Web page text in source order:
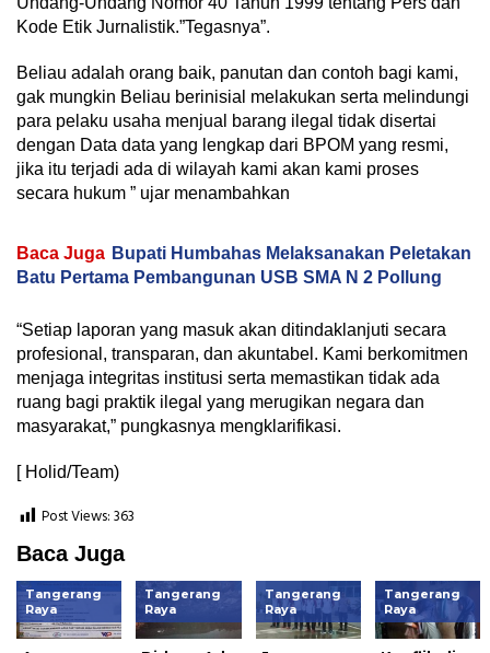
Kode Etik Jurnalistik.”Tegasnya”.
Beliau adalah orang baik, panutan dan contoh bagi kami,
gak mungkin Beliau berinisial melakukan serta melindungi
para pelaku usaha menjual barang ilegal tidak disertai
dengan Data data yang lengkap dari BPOM yang resmi,
jika itu terjadi ada di wilayah kami akan kami proses
secara hukum ” ujar menambahkan
Baca Juga Bupati Humbahas Melaksanakan Peletakan
Batu Pertama Pembangunan USB SMA N 2 Pollung
“Setiap laporan yang masuk akan ditindaklanjuti secara
profesional, transparan, dan akuntabel. Kami berkomitmen
menjaga integritas institusi serta memastikan tidak ada
ruang bagi praktik ilegal yang merugikan negara dan
masyarakat,” pungkasnya mengklarifikasi.
[ Holid/Team)
Post Views:363
Baca Juga
Tangerang
Raya
Tangerang
Raya
Tangerang
Raya
Tangerang
Raya